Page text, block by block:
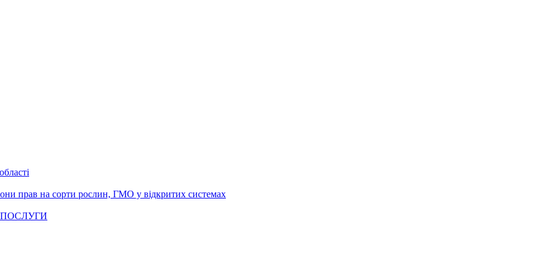
прав на сорти рослин, ГМО у відкритих системах
ПОСЛУГИ